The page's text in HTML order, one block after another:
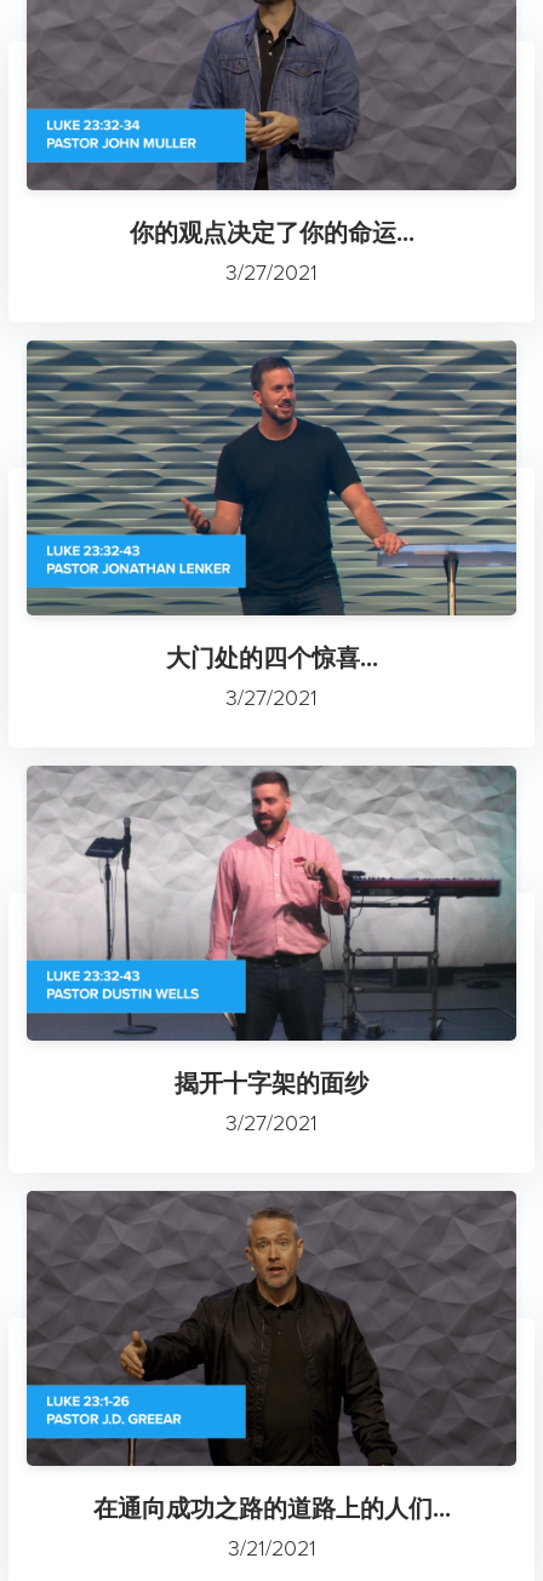
你的观点决定了你的命运...
3/27/2021
大门处的四个惊喜...
3/27/2021
揭开十字架的面纱
3/27/2021
在通向成功之路的道路上的人们...
3/21/2021